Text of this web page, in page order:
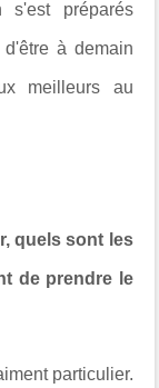
s'est préparés
à demain
meilleurs au
quels sont les
de prendre le
particulier.